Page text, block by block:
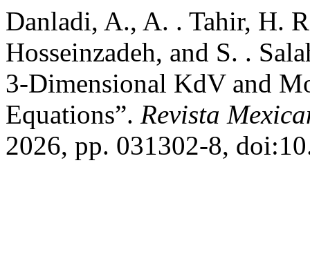
Danladi, A., A. . Tahir, H.
Hosseinzadeh, and S. .
3-Dimensional KdV and
Equations”. Revista
2026, pp. 031302-8,